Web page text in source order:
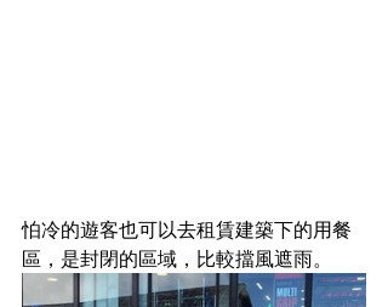
怕冷的遊客也可以去租賃建築下的用餐
區，是封閉的區域，比較擋風遮雨。